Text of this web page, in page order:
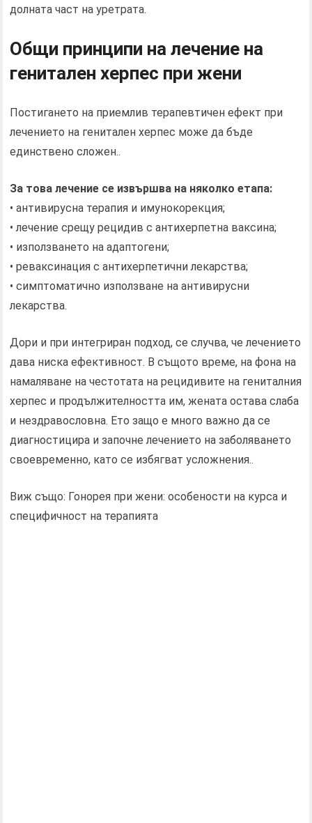
долната част на уретрата.
Общи принципи на лечение на
генитален херпес при жени
Постигането на приемлив терапевтичен ефект при
лечението на генитален херпес може да бъде
единствено сложен..
За това лечение се извършва на няколко етапа:
• антивирусна терапия и имунокорекция;
• лечение срещу рецидив с антихерпетна ваксина;
• използването на адаптогени;
• реваксинация с антихерпетични лекарства;
• симптоматично използване на антивирусни
лекарства.
Дори и при интегриран подход, се случва, че лечението
дава ниска ефективност. В същото време, на фона на
намаляване на честотата на рецидивите на гениталния
херпес и продължителността им, жената остава слаба
и нездравословна. Ето защо е много важно да се
диагностицира и започне лечението на заболяването
своевременно, като се избягват усложнения..
Виж също: Гонорея при жени: особености на курса и
специфичност на терапията